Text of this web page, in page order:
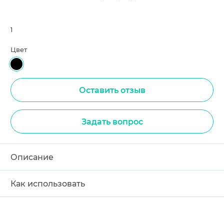
1
Цвет
Оставить отзыв
Задать вопрос
Описание
Как использовать